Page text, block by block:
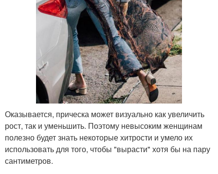
Оказывается, прическа может визуально как увеличить
рост, так и уменьшить. Поэтому невысоким женщинам
полезно будет знать некоторые хитрости и умело их
использовать для того, чтобы "вырасти" хотя бы на пару
сантиметров.